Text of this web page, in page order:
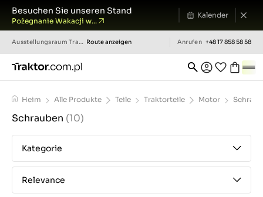
Besuchen Sie unseren Stand
Pożegnanie Wakacji w...
Kalender
AusstellungsraumTraktor.com.pl Route anzeigen Anrufen +48 17 858 58 58
Heim Alle Produkte Teile Traktorteile Motor
Schrauben (10)
Kategorie
Relevance